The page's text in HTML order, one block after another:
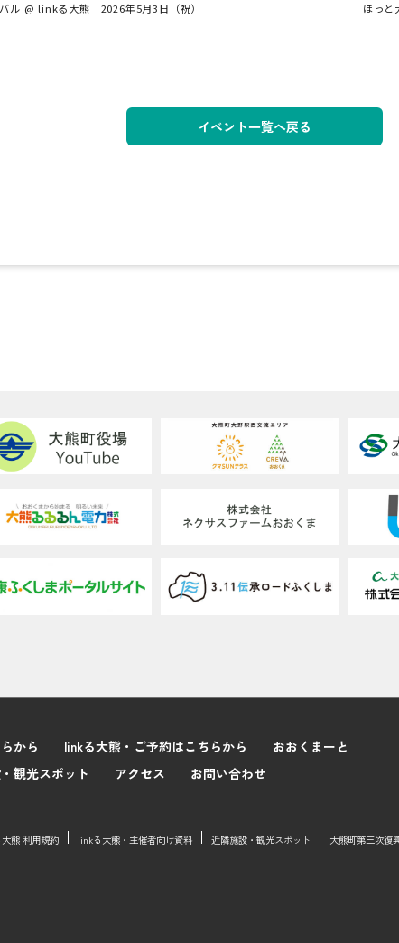
ル @ linkる大熊 2026年5月3日（祝） ほっ
イベント一覧へ戻る
から linkる大熊・ご予約はこちらから
おおくまーと
観光スポット アクセス お問い合わせ
熊 利用規約 linkる大熊・主催者向け資料 近隣施設・観光スポット 大熊町第三次復